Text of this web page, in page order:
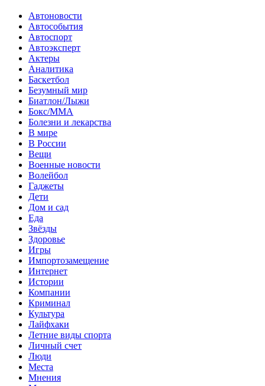
Автоновости
Автособытия
Автоспорт
Автоэксперт
Актеры
Аналитика
Баскетбол
Безумный мир
Биатлон/Лыжи
Бокс/MMA
Болезни и лекарства
В мире
В России
Вещи
Военные новости
Волейбол
Гаджеты
Дети
Дом и сад
Еда
Звёзды
Здоровье
Игры
Импортозамещение
Интернет
Истории
Компании
Криминал
Культура
Лайфхаки
Летние виды спорта
Личный счет
Люди
Места
Мнения